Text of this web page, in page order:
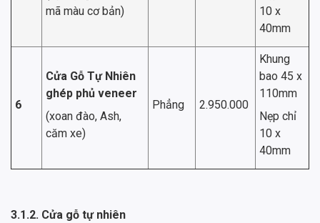
mã màu cơ bản)
10 x
40mm
6
Cửa Gỗ Tự Nhiên
ghép phủ veneer
(xoan đào, Ash,
căm xe)
Phẳng 2.950.000
Khung
bao 45 x
110mm
Nẹp chỉ
10 x
40mm
3.1.2. Cửa gỗ tự nhiên